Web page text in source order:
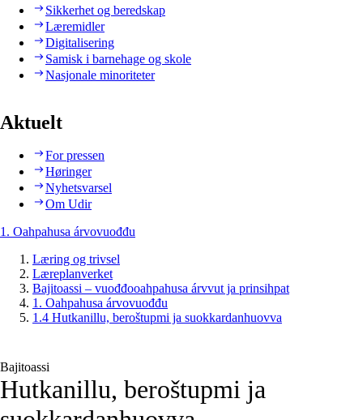
Sikkerhet og beredskap
Læremidler
Digitalisering
Samisk i barnehage og skole
Nasjonale minoriteter
Aktuelt
For pressen
Høringer
Nyhetsvarsel
Om Udir
1. Oahpahusa árvovuođđu
Læring og trivsel
Læreplanverket
Bajitoassi – vuođđooahpahusa árvvut ja prinsihpat
1. Oahpahusa árvovuođđu
1.4 Hutkanillu, beroštupmi ja suokkardanhuovva
Bajitoassi
Hutkanillu, beroštupmi ja